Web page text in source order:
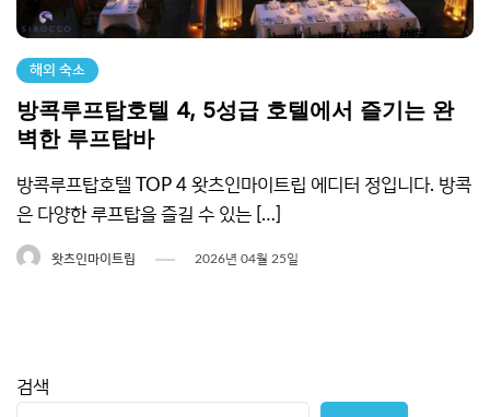
해외 숙소
방콕루프탑호텔 4, 5성급 호텔에서 즐기는 완
벽한 루프탑바
방콕루프탑호텔 TOP 4 왓츠인마이트립 에디터 정입니다. 방콕
은 다양한 루프탑을 즐길 수 있는 […]
왓츠인마이트립 2026년 04월 25일
검색